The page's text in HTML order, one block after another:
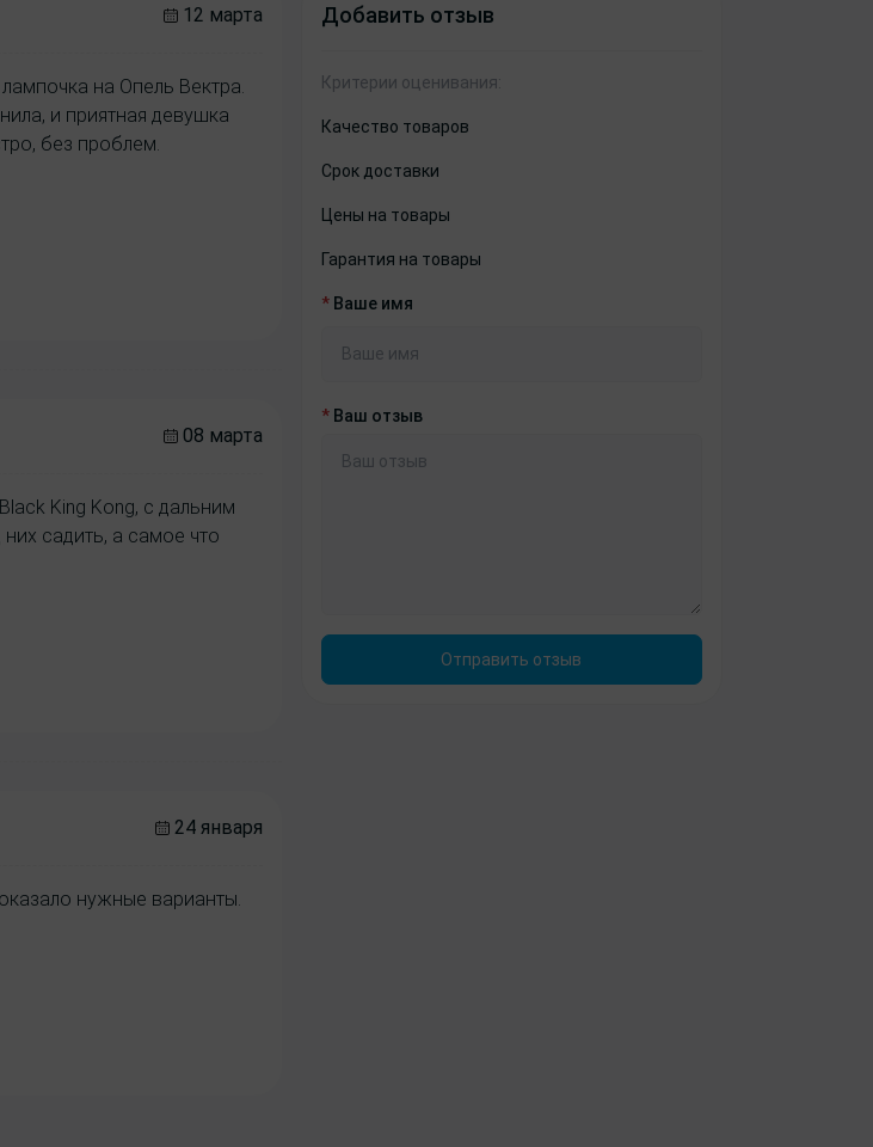
12 марта
на Опель Вектра.
и приятная девушка
без проблем.
08 марта
King Kong, с дальним
садить, а самое что
24 января
нужные варианты.
Добавить отзыв
Критерии оценивания:
Качество товаров
Срок доставки
Цены на товары
Гарантия на товары
* Ваше имя
* Ваш отзыв
Отправить отзыв